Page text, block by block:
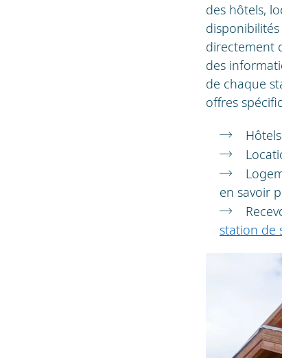
des hôtels,
directement
des
de chaque
offres
en savoir
station de